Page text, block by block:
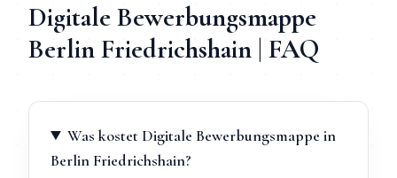
Digitale Bewerbungsmappe
BerlinFriedrichshain | FAQ
Was kostet Digitale Bewerbungsmappe in
Berlin Friedrichshain?